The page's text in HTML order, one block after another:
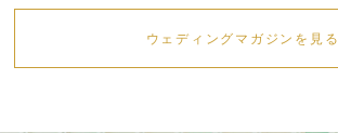
ウェディングマガジンを見る